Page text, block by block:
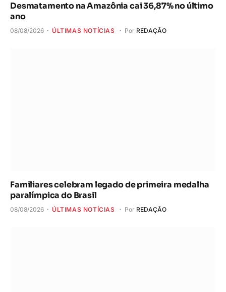
Desmatamento na Amazônia cai 36,87% no último
ano
08/08/2026 ÚLTIMAS NOTÍCIAS Por REDAÇÃO
Familiares celebram legado de primeira medalha
paralímpica do Brasil
08/08/2026 ÚLTIMAS NOTÍCIAS Por REDAÇÃO